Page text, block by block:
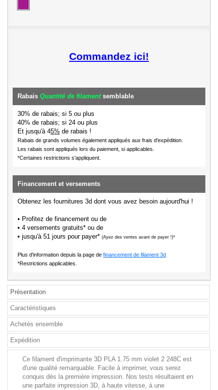
Commandez ici!
Rabais Quantité de filamentsemblable
30% de rabais; si 5 ou plus
40% de rabais; si 24 ou plus
Et jusqu'à 45% de rabais !
Rabais de grands volumes également appliqués aux frais d'expédition.
Les rabais sont appliqués lors du paiement, si applicables.
*Certaines restrictions s'appliquent.
Financement et versements
Obtenez les fournitures 3d dont vous avez besoin aujourd'hui !
• Profitez de financement ou de
• 4 versements gratuits* ou de
• jusqu'à 51 jours pour payer* (Ayez des ventes avant de payer !)*
Plus d'information depuis la page de financement de filament 3d
*Restrictions applicables.
Présentation
Caractéristiques
Achetés ensemble
Expédition
Ce filament d'imprimante 3D PLA 1.75 mm violet 2 248C est
d'une qualité remarquable. Facile à imprimer, vous serez
conquis dès la première impression. Nos tests résultaient en
une parfaite impression 3D, à haute vitesse, à une